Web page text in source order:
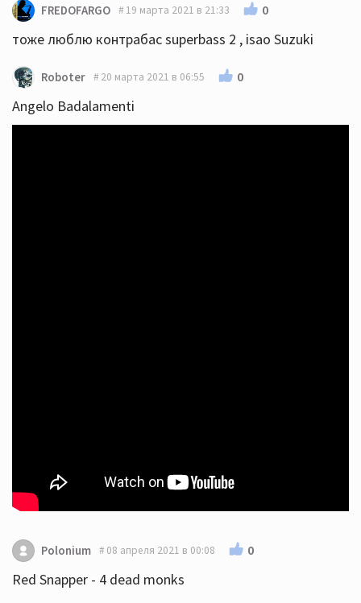
FREDOFARGO 19 марта 2021 в 21:33 0
тоже люблю контрабас superbass 2 , isao Suzuki
Roboter 20 марта 2021 в 06:55 0
Angelo Badalamenti
Polonium 08 апреля 2021 в 00:08 0
Red Snapper - 4 dead monks